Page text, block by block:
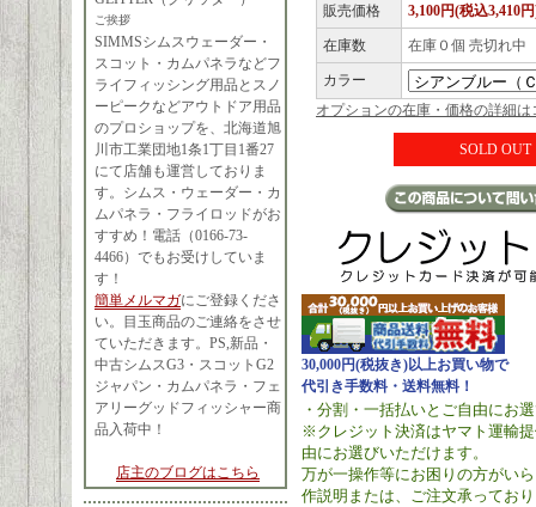
ご挨拶
SIMMSシムスウェーダー・
スコット・カムパネラなどフ
ライフィッシング用品とスノ
ーピークなどアウトドア用品
のプロショップを、北海道旭
川市工業団地1条1丁目1番27
にて店舗も運営しておりま
す。シムス・ウェーダー・カ
ムパネラ・フライロッドがお
すすめ！電話（0166-73-
4466）でもお受けしていま
す！
簡単メルマガにご登録くださ
い。目玉商品のご連絡をさせ
ていただきます。PS,新品・
中古シムスG3・スコットG2
ジャパン・カムパネラ・フェ
アリーグッドフィッシャー商
品入荷中！
店主のブログはこちら
販売価格 3,100円(税込3,410
在庫数 在庫０個 売切れ中
カラー
オプションの在庫・価格の詳細は
SOLD OUT
30,000円(税抜き)以上お買い物で
代引き手数料・送料無料！
・分割・一括払いとご自由にお
※クレジット決済はヤマト運輸
由にお選びいただけます。
万が一操作等にお困りの方がい
作説明または、ご注文承ってお